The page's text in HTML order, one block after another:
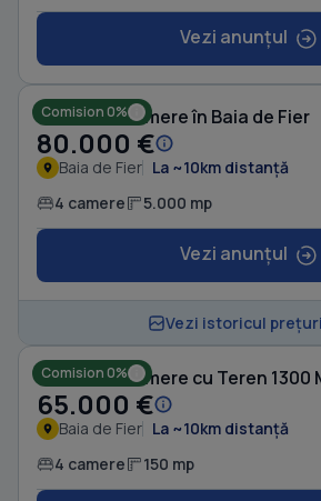
Vezi anunțul
Comision 0%
Casă cu 4 camere în Baia de Fier
80.000 €
Baia de Fier La ~10km distanță
4 camere 5.000 mp
Vezi anunțul
Vezi istoricul
Comision 0%
65.000 €
Baia de Fier La ~10km distanță
4 camere 150 mp